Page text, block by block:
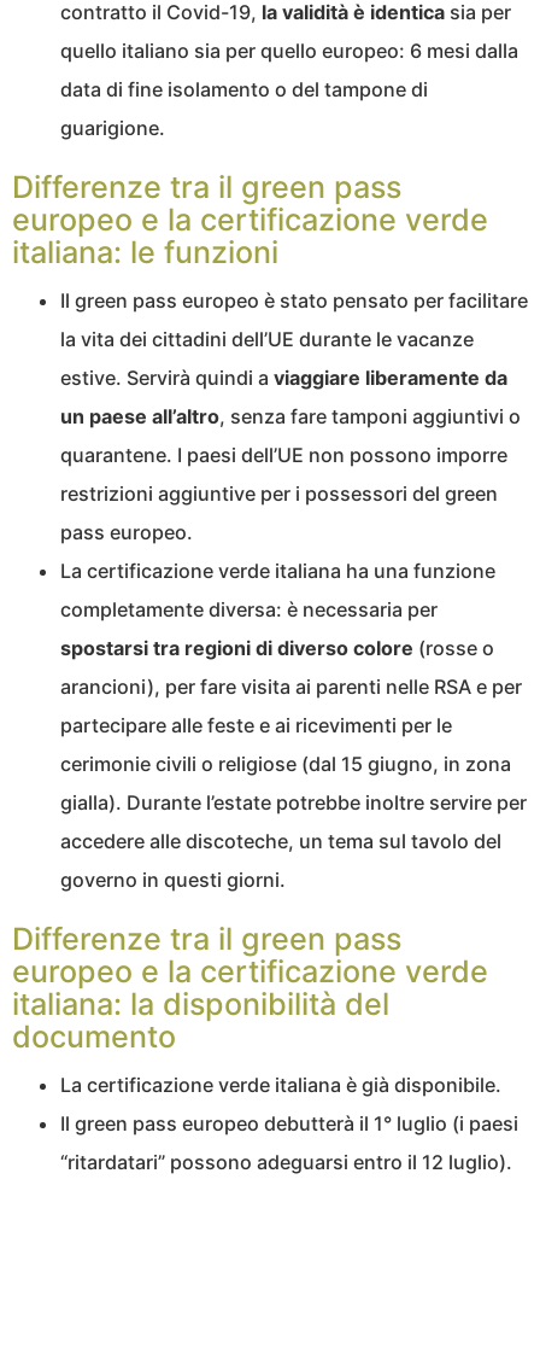
contratto il Covid-19, la validità è identica sia per
quello italiano sia per quello europeo: 6 mesi dalla
data di fine isolamento o del tampone di
guarigione.
Differenze tra il green pass
europeo e la certificazione verde
italiana: le funzioni
Il green pass europeo è stato pensato per facilitare
la vita dei cittadini dell’UE durante le vacanze
estive. Servirà quindi a viaggiare liberamente da
un paese all’altro, senza fare tamponi aggiuntivi o
quarantene. I paesi dell’UE non possono imporre
restrizioni aggiuntive per i possessori del green
pass europeo.
La certificazione verde italiana ha una funzione
completamente diversa: è necessaria per
spostarsi tra regioni di diverso colore (rosse o
arancioni), per fare visita ai parenti nelle RSA e per
partecipare alle feste e ai ricevimenti per le
cerimonie civili o religiose (dal 15 giugno, in zona
gialla). Durante l’estate potrebbe inoltre servire per
accedere alle discoteche, un tema sul tavolo del
governo in questi giorni.
Differenze tra il green pass
europeo e la certificazione verde
italiana: la disponibilità del
documento
La certificazione verde italiana è già disponibile.
Il green pass europeo debutterà il 1° luglio (i paesi
“ritardatari” possono adeguarsi entro il 12 luglio).